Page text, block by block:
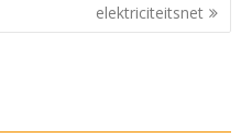
elektriciteitsnet